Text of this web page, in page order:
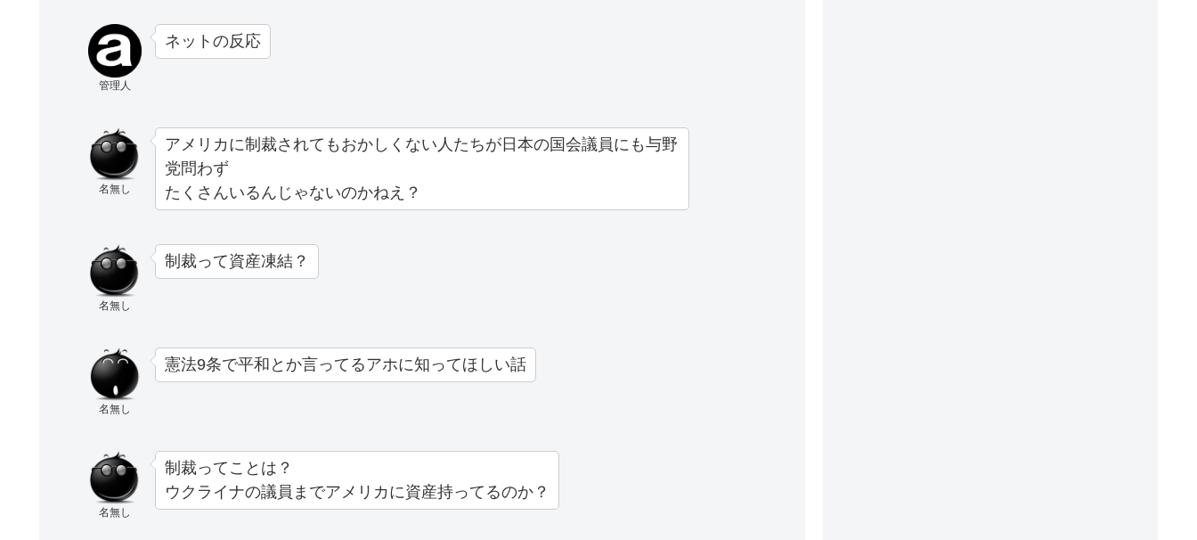
管理人
ネットの反応
名無し
アメリカに制裁されてもおかしくない人たちが日本の国会議員にも与野
党問わず
たくさんいるんじゃないのかねえ？
名無し
制裁って資産凍結？
名無し
憲法9条で平和とか言ってるアホに知ってほしい話
名無し
制裁ってことは？
ウクライナの議員までアメリカに資産持ってるのか？